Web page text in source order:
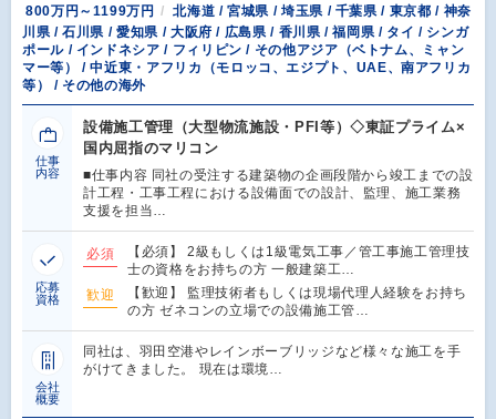
800万円～1199万円
北海道 / 宮城県 / 埼玉県 / 千葉県 / 東京都 / 神奈
川県 / 石川県 / 愛知県 / 大阪府 / 広島県 / 香川県 / 福岡県 / タイ / シンガ
ポール / インドネシア / フィリピン / その他アジア（ベトナム、ミャン
マー等） / 中近東・アフリカ（モロッコ、エジプト、UAE、南アフリカ
等） / その他の海外
仕事
内容
設備施工管理（大型物流施設・PFI等）◇東証プライム×
国内屈指のマリコン
■仕事内容 同社の受注する建築物の企画段階から竣工までの設
計工程・工事工程における設備面での設計、監理、施工業務
支援を担当…
応募
資格
必須
【必須】 2級もしくは1級電気工事／管工事施工管理技
士の資格をお持ちの方 一般建築工…
歓迎
【歓迎】 監理技術者もしくは現場代理人経験をお持ち
の方 ゼネコンの立場での設備施工管…
会社
概要
同社は、羽田空港やレインボーブリッジなど様々な施工を手
がけてきました。 現在は環境…